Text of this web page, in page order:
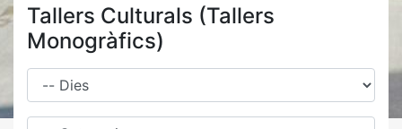
Tallers Culturals (Tallers
Monogràfics)
Dies
Família